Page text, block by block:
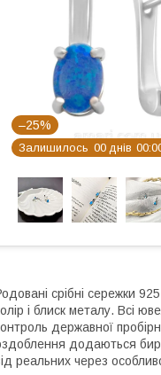
–25%
Залишилось 00 днів 00 0
срібні сережки
і блиск металу. Всі
державної
додаються
реальних через